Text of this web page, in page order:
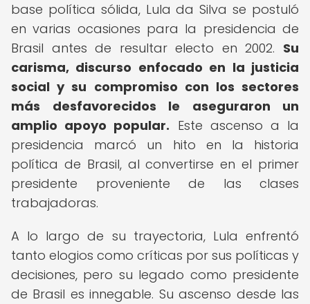
base política sólida, Lula da Silva se postuló
en varias ocasiones para la presidencia de
Brasil antes de resultar electo en 2002. Su
carisma, discurso enfocado en la justicia
social y su compromiso con los sectores
más desfavorecidos le aseguraron un
amplio apoyo popular. Este ascenso a la
presidencia marcó un hito en la historia
política de Brasil, al convertirse en el primer
presidente proveniente de las clases
trabajadoras.
A lo largo de su trayectoria, Lula enfrentó
tanto elogios como críticas por sus políticas y
decisiones, pero su legado como presidente
de Brasil es innegable. Su ascenso desde las